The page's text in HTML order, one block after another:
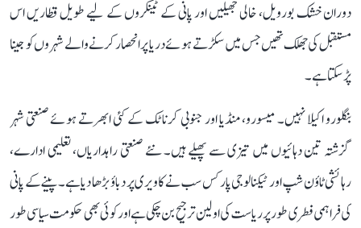
دوران خشک بورویل، خالی جھیلیں اور پانی کے ٹینکروں کے لیے طویل قطاریں اس
مستقبل کی جھلک تھیں جس میں سکڑتے ہوئے دریا پر انحصار کرنے والے شہروں کو جینا
پڑ سکتا ہے۔
بنگلورو اکیلا نہیں۔ میسورو، منڈیا اور جنوبی کرناٹک کے کئی ابھرتے ہوئے صنعتی شہر
گزشتہ تین دہائیوں میں تیزی سے پھیلے ہیں۔ نئے صنعتی راہداریاں، تعلیمی ادارے،
رہائشی ٹاؤن شپ اور ٹیکنالوجی پارکس سب نے کاویری پر دباؤ بڑھا دیا ہے۔ پینے کے پانی
کی فراہمی فطری طور پر ریاست کی اولین ترجیح بن چکی ہے اور کوئی بھی حکومت سیاسی طور